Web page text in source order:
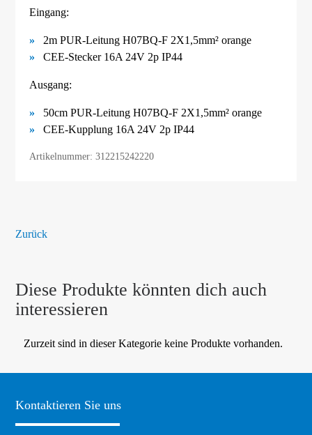
Eingang:
2m PUR-Leitung H07BQ-F 2X1,5mm² orange
CEE-Stecker 16A 24V 2p IP44
Ausgang:
50cm PUR-Leitung H07BQ-F 2X1,5mm² orange
CEE-Kupplung 16A 24V 2p IP44
Artikelnummer: 312215242220
Zurück
Diese Produkte könnten dich auch
interessieren
Zurzeit sind in dieser Kategorie keine Produkte vorhanden.
Kontaktieren Sie uns